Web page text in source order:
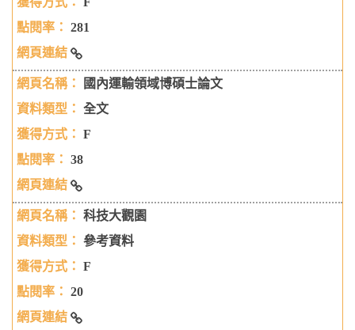
281
國家圖書館-臺灣博碩士論文知識加值系統
國內運輸領域博碩士論文
全文
F
38
國內運輸領域博碩士論文
科技大觀園
參考資料
F
20